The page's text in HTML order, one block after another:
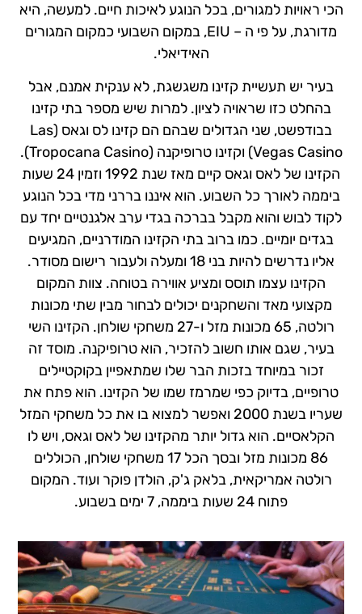
הכי ראויות למגורים, בכל הנוגע לאיכות חיים. למעשה, היא
מדורגת, על פי ה – EIU, במקום השבועי כמקום המגורים
האידיאלי.
בעיר יש תעשיית קזינו משגשגת, לא ענקית אמנם, אבל
בהחלט כזו שראויה לציון. למרות שיש מספר בתי קזינו
בבודפשט, שני הגדולים שבהם הם קזינו לס וגאס (Las
Vegas Casino) וקזינו טרופיקנה (Tropocana Casino).
הקזינו של לאס וגאס קיים מאז שנת 1992 וזמין 24 שעות
ביממה לאורך כל השבוע. הוא איננו בררני מדי בכל הנוגע
לקוד לבוש והוא מקבל בברכה בגדי ערב אלגנטיים יחד עם
בגדים יומיים. כמו ברוב בתי הקזינו המודרניים, המגיעים
אליו נדרשים להיות בני 18 ומעלה ולעבור רישום מסודר.
הקזינו עצמו תוסס ומציע אווירה בטוחה. צוות המקום
מקצועי מאד והשחקנים יכולים לבחור מבין שתי מכונות
רולטה, 65 מכונות מזל ו-27 משחקי שולחן. הקזינו השי
בעיר, שגם אותו חשוב להזכיר, הוא טרופיקנה. מוסד זה
זכור במיוחד בזכות הבר שלו שמתאפיין בקוקטיילים
טרופיים, בדיוק כפי שמרמז שמו של הקזינו. הוא פתח את
שעריו בשנת 2000 ואפשר למצוא בו את כל משחקי המזל
הקלאסיים. הוא גדול יותר מהקזינו של לאס וגאס, ויש לו
86 מכונות מזל ובסך הכל 17 משחקי שולחן, הכוללים
רולטה אמריקאית, בלאק ג'ק, הולדן פוקר ועוד. המקום
פתוח 24 שעות ביממה, 7 ימים בשבוע.